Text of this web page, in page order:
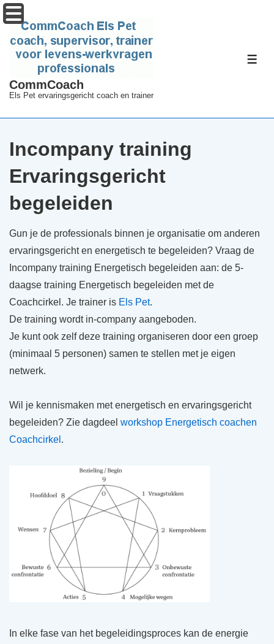
↓
Doorgaan
naar
hoofdinhoud
CommCoach
Els Pet ervaringsgericht coach en trainer
Incompany training
Ervaringsgericht
begeleiden
Gun je de professionals binnen je organisatie om anderen
ervaringsgericht en energetisch te begeleiden? Vraag de
Incompany training Energetisch begeleiden aan: de 5-
daagse training Energetisch begeleiden met de
Coachcirkel. Je trainer is Els Pet.
De training wordt in-company aangeboden.
Je kunt ook zelf deze training organiseren door een groep
(minimaal 5 personen) samen te stellen met je eigen
netwerk.
Wil je kennismaken met energetisch en ervaringsgericht
begeleiden? Zie dagdeel workshop Energetisch coachen
Coachcirkel .
In elke fase van het begeleidingsproces kan de energie